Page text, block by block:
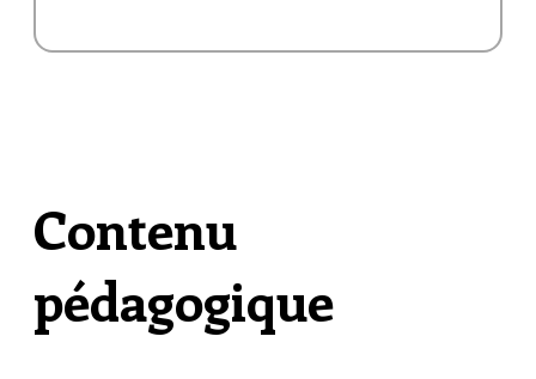
Contenu
pédagogique